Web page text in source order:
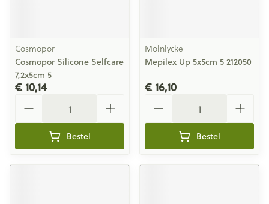
Cosmopor
Cosmopor Silicone Selfcare
7,2x5cm 5
€ 10,14
Bestel
Molnlycke
Mepilex Up 5x5cm 5 212050
€ 16,10
Bestel